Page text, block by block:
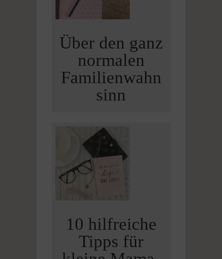
Über den ganz
normalen
Familienwahn
sinn
10 hilfreiche
Tipps für